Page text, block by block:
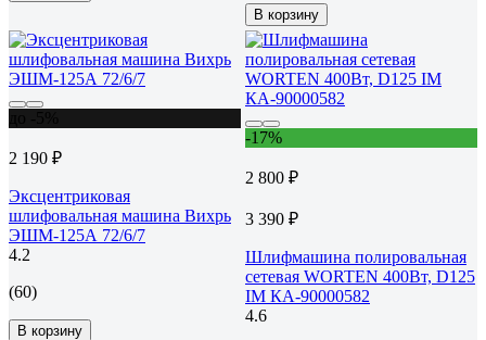
В корзину
2 190 ₽
Эксцентриковая
шлифовальная машина Вихрь
ЭШМ-125А 72/6/7
4.2
(60)
В корзину
-17%
2 800 ₽
3 390 ₽
Шлифмашина полировальная
сетевая WORTEN 400Вт, D125
IM КА-90000582
4.6